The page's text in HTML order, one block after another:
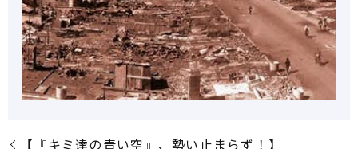
【『キミ達の青い空』、勢い止まらず！】